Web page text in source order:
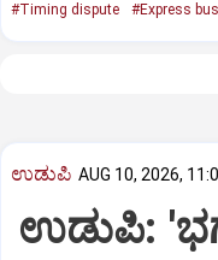
#Timing dispute #Express bus
ಉಡುಪಿ AUG 10, 2026,
ಉಡುಪಿ: